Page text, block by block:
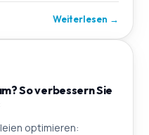
Weiterlesen →
So verbessern Sie
optimieren: